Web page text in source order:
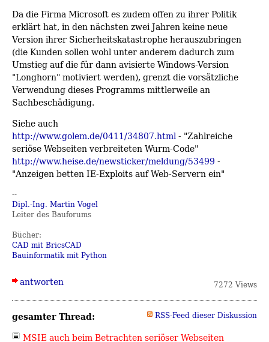
Da die Firma Microsoft es zudem offen zu ihrer Politik
erklärt hat, in den nächsten zwei Jahren keine neue
Version ihrer Sicherheitskatastrophe herauszubringen
(die Kunden sollen wohl unter anderem dadurch zum
Umstieg auf die für dann avisierte Windows-Version
"Longhorn" motiviert werden), grenzt die vorsätzliche
Verwendung dieses Programms mittlerweile an
Sachbeschädigung.
Siehe auch
http://www.golem.de/0411/34807.html- "Zahlreiche
seriöse Webseiten verbreiteten Wurm-Code"
http://www.heise.de/newsticker/meldung/53499 -
"Anzeigen betten IE-Exploits auf Web-Servern ein"
--
Dipl.-Ing. Martin Vogel
Leiter des Bauforums
Bücher:
CAD mit BricsCAD
Bauinformatik mit Python
antworten 7272 Views
gesamter Thread: RSS-Feed dieser Diskussion
MSIE auch beim Betrachten seriöser Webseiten